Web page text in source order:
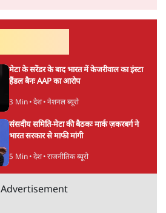
मेटा के सरेंडर के बाद भारत में केजरीवाल का इंस्टा
हैंडल बैनः AAP का आरोप
3 Min• देश• नेशनल ब्यूरो
संसदीय समिति-मेटा की बैठकः मार्क ज़करबर्ग ने
भारत सरकार से माफी मांगी
5 Min• देश• राजनीतिक ब्यूरो
Advertisement